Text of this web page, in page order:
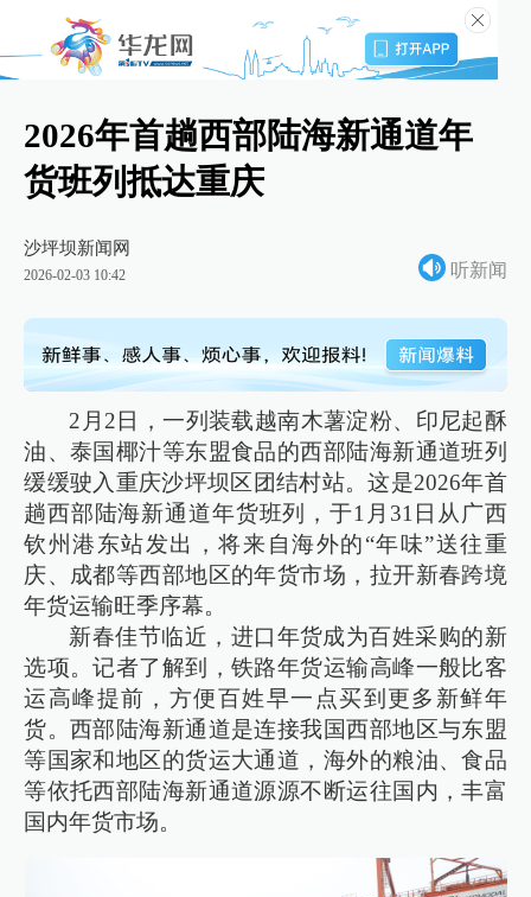
2026年首趟西部陆海新通道年
货班列抵达重庆
沙坪坝新闻网
2026-02-03 10:42 听新闻
2月2日，一列装载越南木薯淀粉、印尼起酥
油、泰国椰汁等东盟食品的西部陆海新通道班列
缓缓驶入重庆沙坪坝区团结村站。这是2026年首
趟西部陆海新通道年货班列，于1月31日从广西
钦州港东站发出，将来自海外的“年味”送往重
庆、成都等西部地区的年货市场，拉开新春跨境
年货运输旺季序幕。
新春佳节临近，进口年货成为百姓采购的新
选项。记者了解到，铁路年货运输高峰一般比客
运高峰提前，方便百姓早一点买到更多新鲜年
货。西部陆海新通道是连接我国西部地区与东盟
等国家和地区的货运大通道，海外的粮油、食品
等依托西部陆海新通道源源不断运往国内，丰富
国内年货市场。